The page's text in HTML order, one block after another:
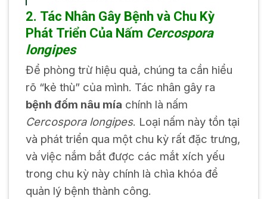
2. Tác Nhân Gây Bệnh và Chu Kỳ
Phát Triển Của Nấm Cercospora
longipes
Để phòng trừ hiệu quả, chúng ta cần hiểu
bệnh đốm nâu mía
Cercospora longipes. Loại nấm này tồn tại
và phát triển qua một chu kỳ rất đặc trưng,
và việc nắm bắt được các mắt xích yếu
trong chu kỳ này chính là chìa khóa để
quản lý bệnh thành công.